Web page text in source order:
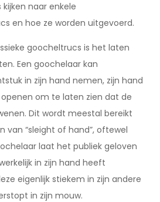
kijken naar enkele
en hoe ze worden uitgevoerd.
goocheltrucs is het laten
Een goochelaar kan
in zijn hand nemen, zijn hand
om te laten zien dat de
Dit wordt meestal bereikt
van “sleight of hand”, oftewel
laat het publiek geloven
in zijn hand heeft
eigenlijk stiekem in zijn andere
in zijn mouw.